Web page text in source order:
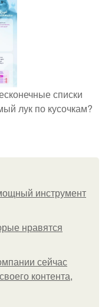
списки
лук по кусочкам?
инструмент
нравятся
сейчас
контента,